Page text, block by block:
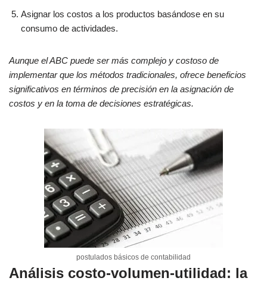
Asignar los costos a los productos basándose en su
consumo de actividades.
Aunque el ABC puede ser más complejo y costoso de
implementar que los métodos tradicionales, ofrece beneficios
significativos en términos de precisión en la asignación de
costos y en la toma de decisiones estratégicas.
postulados básicos de contabilidad
Análisis costo-volumen-utilidad: la